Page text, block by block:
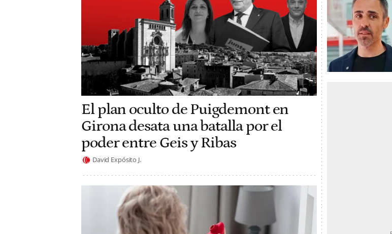
El plan oculto de Puigdemont en
Girona desata una batalla por el
poder entre Geis y Ribas
David Expósito J.